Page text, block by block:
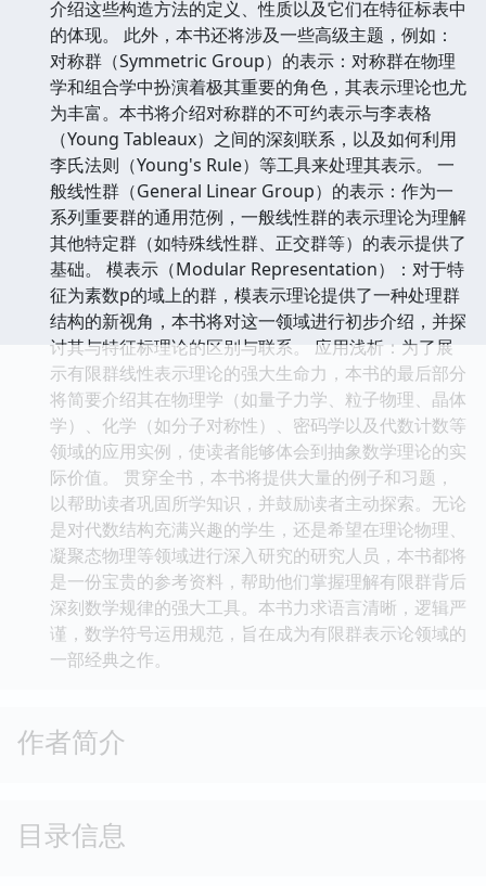
介绍这些构造方法的定义、性质以及它们在特征标表中
的体现。 此外，本书还将涉及一些高级主题，例如：
对称群（Symmetric Group）的表示：对称群在物理
学和组合学中扮演着极其重要的角色，其表示理论也尤
为丰富。本书将介绍对称群的不可约表示与李表格
（Young Tableaux）之间的深刻联系，以及如何利用
李氏法则（Young's Rule）等工具来处理其表示。 一
般线性群（General Linear Group）的表示：作为一
系列重要群的通用范例，一般线性群的表示理论为理解
其他特定群（如特殊线性群、正交群等）的表示提供了
基础。 模表示（Modular Representation）：对于特
征为素数p的域上的群，模表示理论提供了一种处理群
结构的新视角，本书将对这一领域进行初步介绍，并探
讨其与特征标理论的区别与联系。 应用浅析：为了展
示有限群线性表示理论的强大生命力，本书的最后部分
将简要介绍其在物理学（如量子力学、粒子物理、晶体
学）、化学（如分子对称性）、密码学以及代数计数等
领域的应用实例，使读者能够体会到抽象数学理论的实
际价值。 贯穿全书，本书将提供大量的例子和习题，
以帮助读者巩固所学知识，并鼓励读者主动探索。无论
是对代数结构充满兴趣的学生，还是希望在理论物理、
凝聚态物理等领域进行深入研究的研究人员，本书都将
是一份宝贵的参考资料，帮助他们掌握理解有限群背后
深刻数学规律的强大工具。本书力求语言清晰，逻辑严
谨，数学符号运用规范，旨在成为有限群表示论领域的
一部经典之作。
作者简介
目录信息